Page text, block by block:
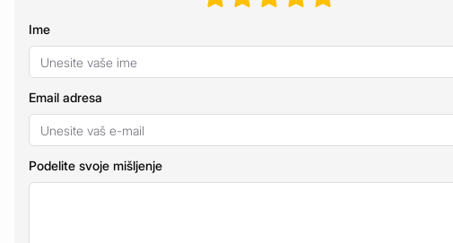
Ime
Email adresa
Podelite svoje mišljenje